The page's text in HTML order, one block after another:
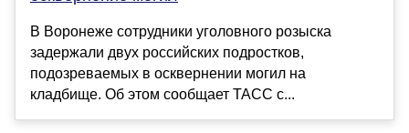
В Воронеже сотрудники уголовного розыска
задержали двух российских подростков,
подозреваемых в осквернении могил на
кладбище. Об этом сообщает ТАСС с...